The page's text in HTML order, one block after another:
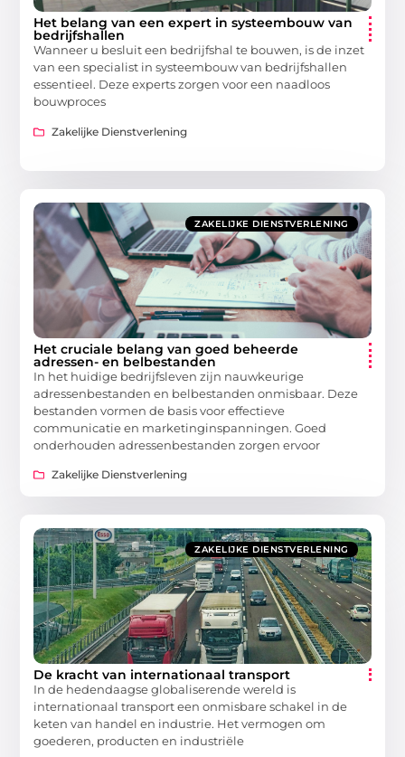
Het belang van een expert in systeembouw van
bedrijfshallen
Wanneer u besluit een bedrijfshal te bouwen, is de inzet
van een specialist in systeembouw van bedrijfshallen
essentieel. Deze experts zorgen voor een naadloos
bouwproces
Zakelijke Dienstverlening
ZAKELIJKE DIENSTVERLENING
Het cruciale belang van goed beheerde
adressen- en belbestanden
In het huidige bedrijfsleven zijn nauwkeurige
adressenbestanden en belbestanden onmisbaar. Deze
bestanden vormen de basis voor effectieve
communicatie en marketinginspanningen. Goed
onderhouden adressenbestanden zorgen ervoor
Zakelijke Dienstverlening
ZAKELIJKE DIENSTVERLENING
De kracht van internationaal transport
In de hedendaagse globaliserende wereld is
internationaal transport een onmisbare schakel in de
keten van handel en industrie. Het vermogen om
goederen, producten en industriële